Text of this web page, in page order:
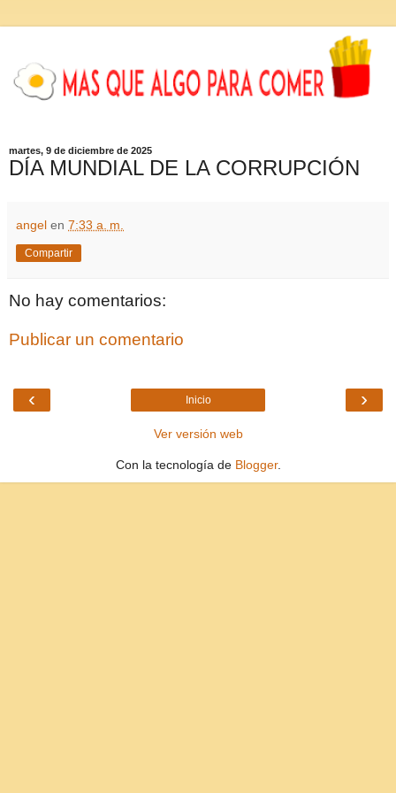
martes, 9 de diciembre de 2025
DÍA MUNDIAL DE LA CORRUPCIÓN
angel en 7:33 a. m.
Compartir
No hay comentarios:
Publicar un comentario
‹ ›
Inicio
Ver versión web
Con la tecnología de Blogger.